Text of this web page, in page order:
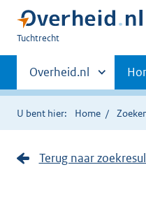
U
hier:
Tuchtrecht
Primaire
navigatie
Andere
sites
binnen
Overheid.nl
U bent hier: Home
Terug naar